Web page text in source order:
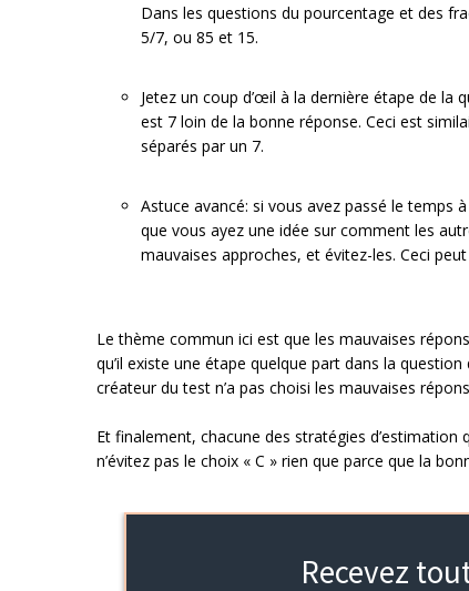
Dans les questions du pourcentage et des
5/7, ou 85 et 15.
Jetez un coup d’œil à la dernière étape de la
est 7 loin de la bonne réponse. Ceci est
séparés par un 7.
Astuce avancé: si vous avez passé le temps
que vous ayez une idée sur comment les
mauvaises approches, et évitez-les. Ceci
Le thème commun ici est que les mauvaises
qu’il existe une étape quelque part dans la
créateur du test n’a pas choisi les mauvaises
Et finalement, chacune des stratégies
n’évitez pas le choix « C » rien que parce que la